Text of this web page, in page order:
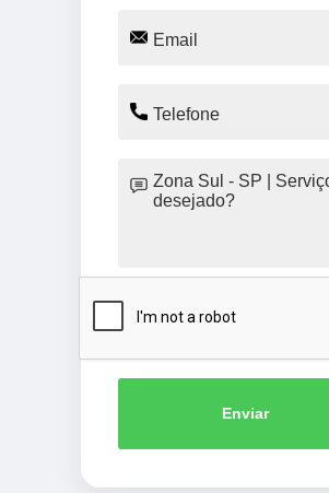
Enviar